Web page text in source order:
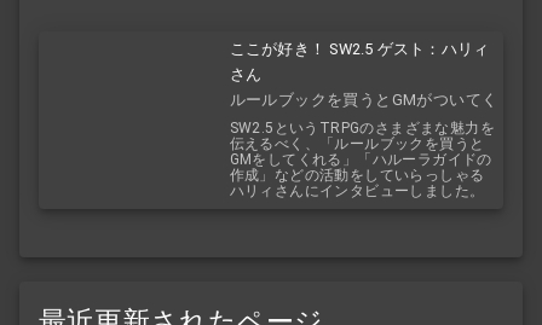
ここが好き！ SW2.5 ゲスト：ハリィ
さん
ルールブックを買うとGMがついてく
る！？
SW2.5というTRPGのさまざまな魅力を
伝えるべく、「ルールブックを買うと
GMをしてくれる」「ハルーラガイドの
作成」などの活動をしていらっしゃる
ハリィさんにインタビューしました。